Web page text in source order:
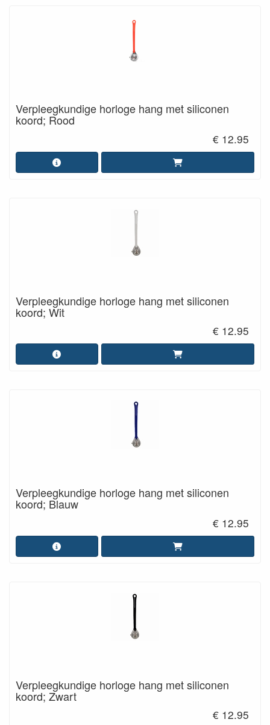
Verpleegkundige horloge hang met siliconen
koord; Rood
€ 12.95
Verpleegkundige horloge hang met siliconen
koord; Wit
€ 12.95
Verpleegkundige horloge hang met siliconen
koord; Blauw
€ 12.95
Verpleegkundige horloge hang met siliconen
koord; Zwart
€ 12.95